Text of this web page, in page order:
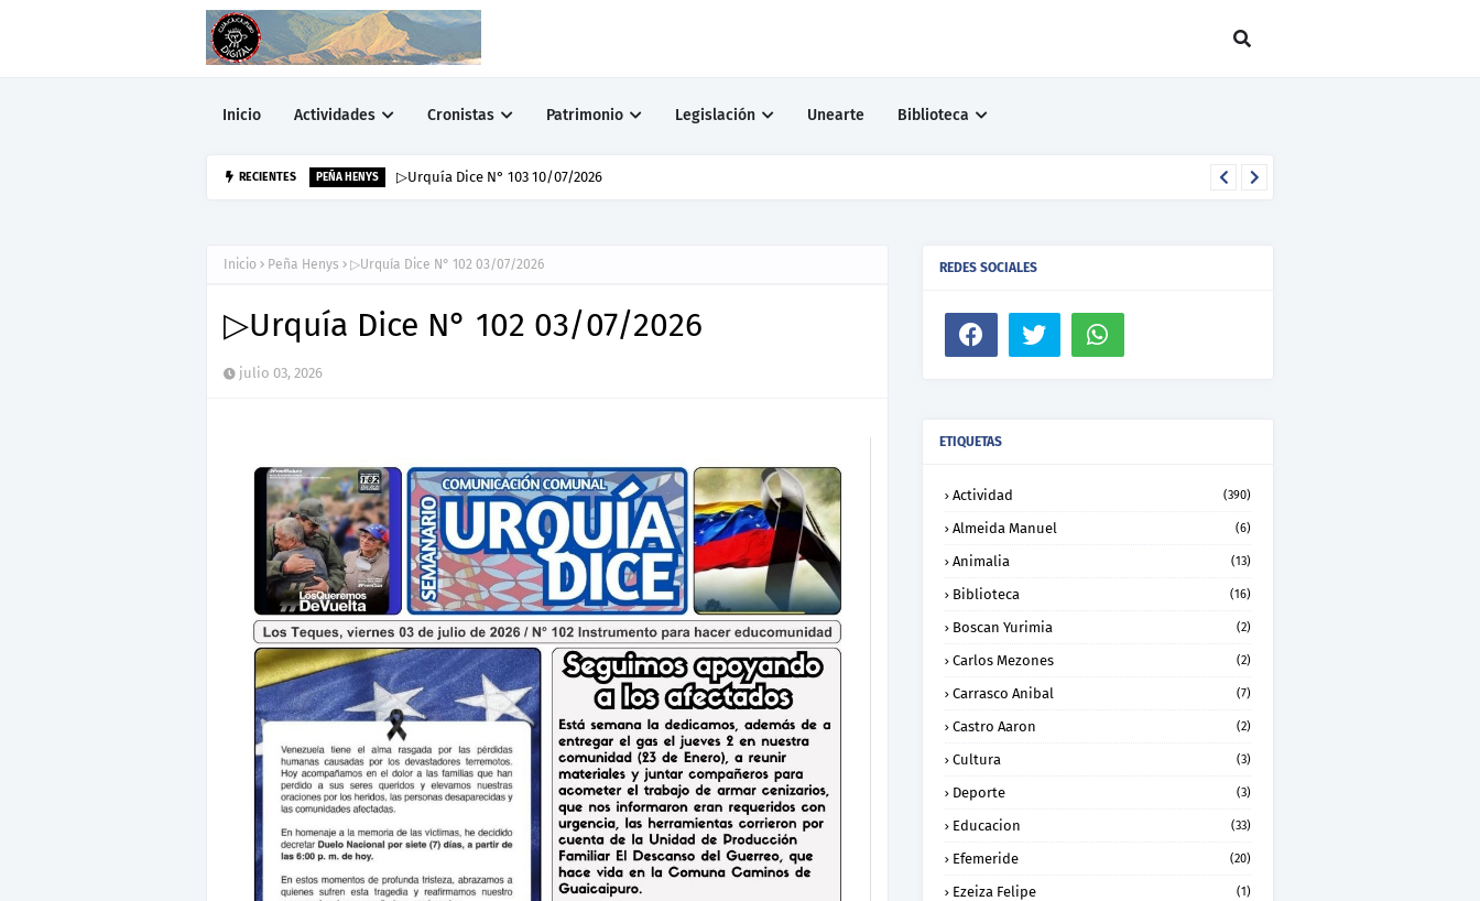
Inicio Actividades Cronistas Patrimonio Legislación Unearte Biblioteca
RECIENTES PEÑA HENYS ▷Urquía Dice N° 103 10/07/2026
Inicio Peña Henys ▷Urquía Dice N° 102 03/07/2026
▷Urquía Dice N° 102 03/07/2026
julio 03, 2026
REDES SOCIALES
ETIQUETAS
Actividad (390)
Almeida Manuel (6)
Animalia (13)
Biblioteca (16)
Boscan Yurimia (2)
Carlos Mezones (2)
Carrasco Anibal (7)
Castro Aaron (2)
Cultura (3)
Deporte (3)
Educacion (33)
Efemeride (20)
Ezeiza Felipe (1)